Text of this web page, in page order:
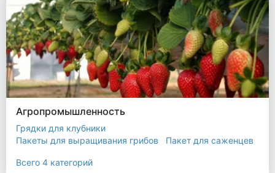
Агропромышленность
Грядки для клубники
Пакеты для выращивания грибов
Пакет для саженцев
Всего 4 категорий